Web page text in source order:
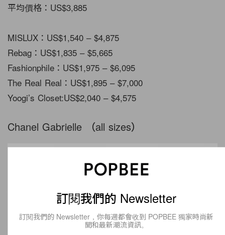
平均價格：US$3,885
MISLUX：US$1,540 – $4,875
Rebag：US$1,835 – $5,665
Fashionphile：US$1,975 – $6,095
The Real Real：US$1,895 – $7,000
Yoogi’s Closet:US$2,040 – $4,575
Chanel Gabrielle （all sizes）
訂閱我們的 Newsletter
訂閱我們的 Newsletter，你每週都會收到 POPBEE 獨家時尚新
聞和最新潮流資訊。